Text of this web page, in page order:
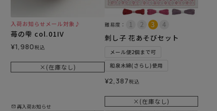
入荷お知らせメール対象♪
苺の雫 col.01IV
¥1,980税込
×(在庫なし)
再入荷お知らせ
難易度：
刺し子 花あそびセット
メール便2個まで可
和泉木綿(さらし)使用
¥2,387税込
×(在庫なし)